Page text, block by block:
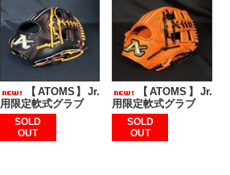
【ATOMS】Jr.
用限定軟式グラブ
SOLD
OUT
【ATOMS】Jr.
用限定軟式グラブ
SOLD
OUT